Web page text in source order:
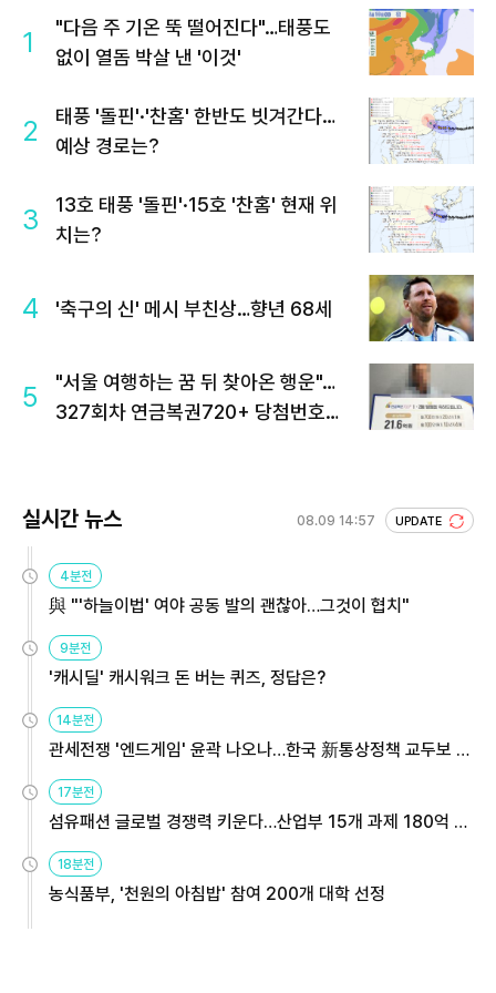
1
"다음 주 기온 뚝 떨어진다"…태풍도
없이 열돔 박살 낸 '이것'
2
태풍 '돌핀'·'찬홈' 한반도 빗겨간다…
예상 경로는?
3
13호 태풍 '돌핀'·15호 '찬홈' 현재 위
치는?
4 '축구의 신' 메시 부친상…향년 68세
5
"서울 여행하는 꿈 뒤 찾아온 행운"…
327회차 연금복권720+ 당첨번호조
실시간 뉴스 08.09 14:57 UPDATE
4분전
與 "'하늘이법' 여야 공동 발의 괜찮아…그것이 협치"
9분전
'캐시딜' 캐시워크 돈 버는 퀴즈, 정답은?
14분전
관세전쟁 '엔드게임' 윤곽 나오나…한국 新통상정책 교두보 활
용해야
17분전
섬유패션 글로벌 경쟁력 키운다…산업부 15개 과제 180억 지
원
18분전
농식품부, '천원의 아침밥' 참여 200개 대학 선정